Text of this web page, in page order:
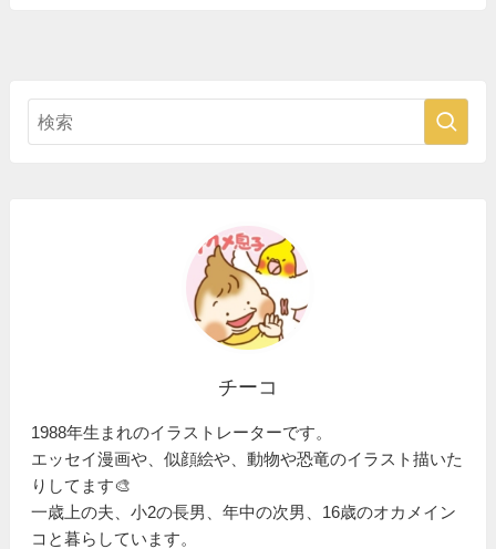
チーコ
1988年生まれのイラストレーターです。
エッセイ漫画や、似顔絵や、動物や恐竜のイラスト描いた
りしてます🎨
一歳上の夫、小2の長男、年中の次男、16歳のオカメイン
コと暮らしています。